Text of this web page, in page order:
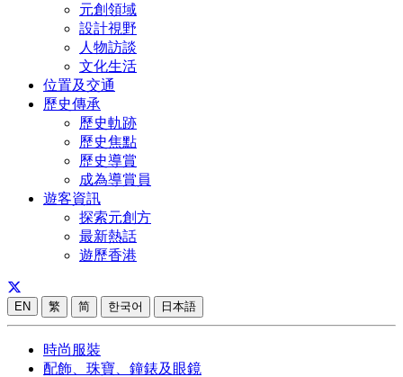
元創領域
設計視野
人物訪談
文化生活
位置及交通
歷史傳承
歷史軌跡
歷史焦點
歷史導賞
成為導賞員
遊客資訊
探索元創方
最新熱話
遊歷香港
EN 繁 简 한국어 日本語
時尚服裝
配飾、珠寶、鐘錶及眼鏡